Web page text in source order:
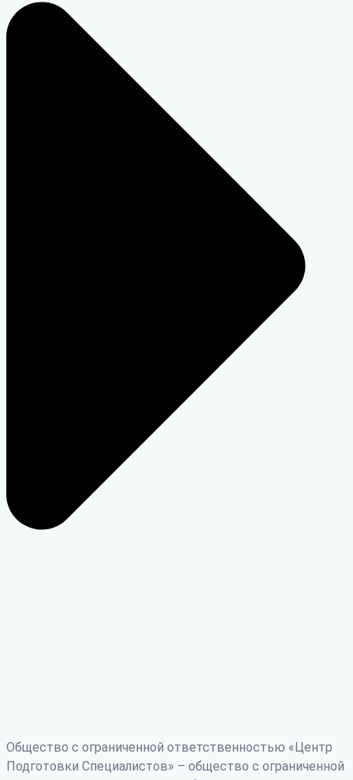
Общество с ограниченной ответственностью «Центр
Подготовки Специалистов» – общество с ограниченной